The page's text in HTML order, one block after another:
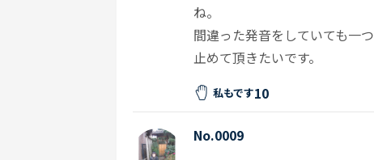
ね。
間違った発音をしていても一
止めて頂きたいです。
私もです10
No.0009